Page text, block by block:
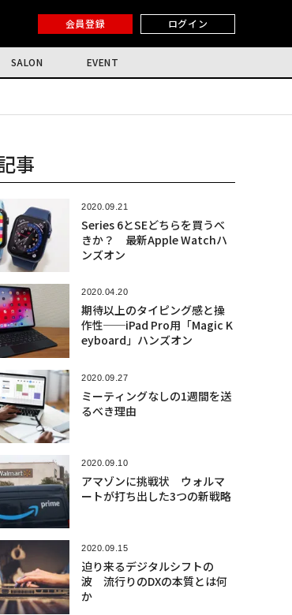
会員登録 ログイン
SALON EVENT
事
2020.09.21
Series 6とSEどちらを買うべ
きか？ 最新Apple Watchハ
ンズオン
2020.04.20
期待以上のタイピング感と操
作性──iPad Pro用「Magic K
eyboard」ハンズオン
2020.09.27
ミーティングなしの1週間を送
るべき理由
2020.09.10
アマゾンに挑戦状 ウォルマ
ートが打ち出した3つの新戦略
2020.09.15
迫り来るデジタルシフトの
波 流行りのDXの本質とは何
か